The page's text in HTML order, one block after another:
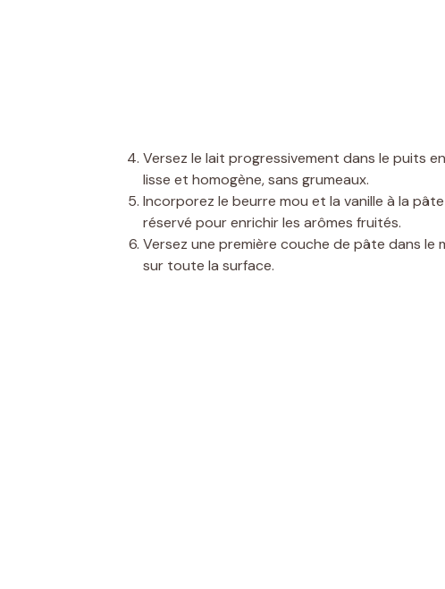
Versez le lait progressivement dans le puits
lisse et homogène, sans grumeaux.
Incorporez le beurre mou et la vanille à la
réservé pour enrichir les arômes fruités.
Versez une première couche de pâte dans le
sur toute la surface.